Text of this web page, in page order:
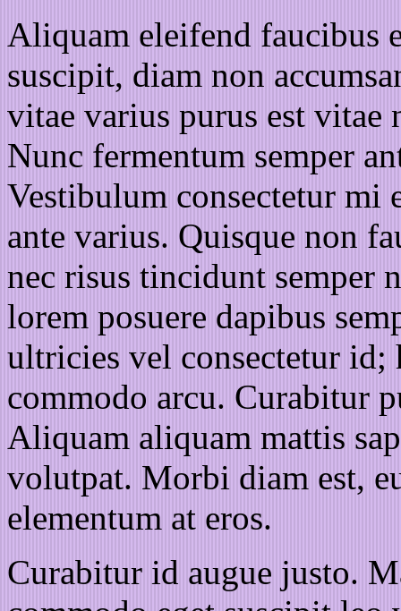
Aliquam eleifend faucibus
suscipit, diam non
vitae varius purus est vitae
Nunc fermentum semper
Vestibulum consectetur mi
ante varius. Quisque non
nec risus tincidunt semper
lorem posuere dapibus
ultricies vel consectetur
commodo arcu. Curabitur
Aliquam aliquam mattis
volutpat. Morbi diam est,
elementum at eros.
Curabitur id augue justo.